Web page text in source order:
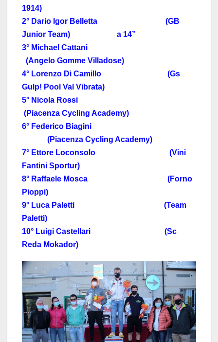
1914)
2° Dario Igor Belletta (GB
Junior Team) a 14”
3° Michael Cattani
(Angelo Gomme Villadose)
4° Lorenzo Di Camillo (Gs
Gulp! Pool Val Vibrata)
5° Nicola Rossi
(Piacenza Cycling Academy)
6° Federico Biagini
(Piacenza Cycling Academy)
7° Ettore Loconsolo (Vini
Fantini Sportur)
8° Raffaele Mosca (Forno
Pioppi)
9° Luca Paletti (Team
Paletti)
10° Luigi Castellari (Sc
Reda Mokador)